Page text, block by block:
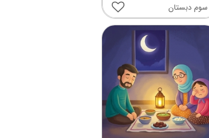
سوم دبستان